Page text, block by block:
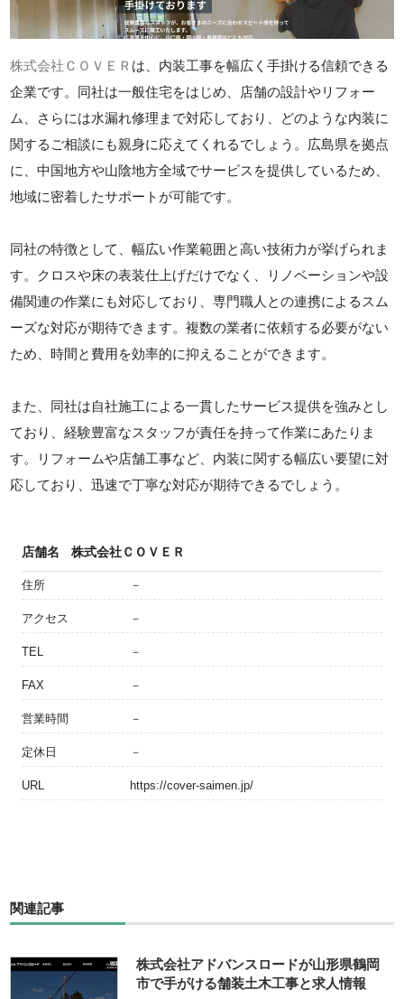
株式会社ＣＯＶＥＲ は、内装工事を幅広く手掛ける信頼できる
企業です。同社は一般住宅をはじめ、店舗の設計やリフォー
ム、さらには水漏れ修理まで対応しており、どのような内装に
関するご相談にも親身に応えてくれるでしょう。広島県を拠点
に、中国地方や山陰地方全域でサービスを提供しているため、
地域に密着したサポートが可能です。
同社の特徴として、幅広い作業範囲と高い技術力が挙げられま
す。クロスや床の表装仕上げだけでなく、リノベーションや設
備関連の作業にも対応しており、専門職人との連携によるスム
ーズな対応が期待できます。複数の業者に依頼する必要がない
ため、時間と費用を効率的に抑えることができます。
また、同社は自社施工による一貫したサービス提供を強みとし
ており、経験豊富なスタッフが責任を持って作業にあたりま
す。リフォームや店舗工事など、内装に関する幅広い要望に対
応しており、迅速で丁寧な対応が期待できるでしょう。
店舗名 株式会社ＣＯＶＥＲ
住所 －
アクセス －
TEL －
FAX －
営業時間 －
定休日 －
URL https://cover-saimen.jp/
関連記事
株式会社アドバンスロードが山形県鶴岡
市で手がける舗装土木工事と求人情報